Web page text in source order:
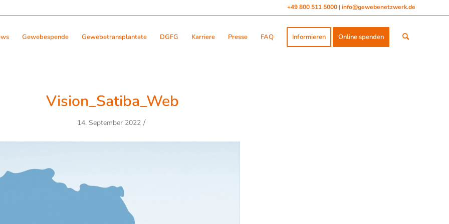
+49 800 511 5000 | info@gewebenetzwerk.de
Gewebespende Gewebetransplantate DGFG Karriere Presse FAQ Informieren Online spenden
Vision_Satiba_Web
14. September 2022 /